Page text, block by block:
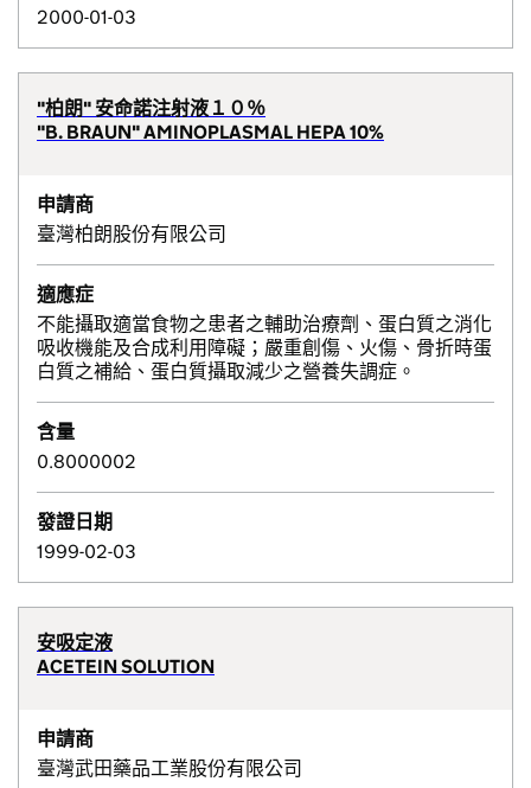
2000-01-03
"柏朗" 安命諾注射液１０％
"B. BRAUN" AMINOPLASMAL HEPA 10%
申請商
臺灣柏朗股份有限公司
適應症
不能攝取適當食物之患者之輔助治療劑、蛋白質之消化
吸收機能及合成利用障礙；嚴重創傷、火傷、骨折時蛋
白質之補給、蛋白質攝取減少之營養失調症。
含量
0.8000002
發證日期
1999-02-03
安吸定液
ACETEIN SOLUTION
申請商
臺灣武田藥品工業股份有限公司